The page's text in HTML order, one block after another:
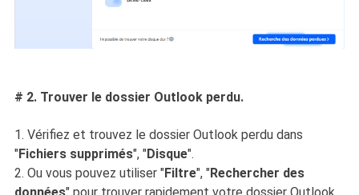
# 2. Trouver le dossier Outlook perdu.
1. Vérifiez et trouvez le dossier Outlook perdu dans
"Fichiers supprimés", "Disque".
2. Ou vous pouvez utiliser "Filtre", "Rechercher des